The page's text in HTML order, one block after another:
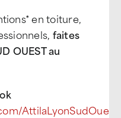
en toiture,
faites
OUEST au